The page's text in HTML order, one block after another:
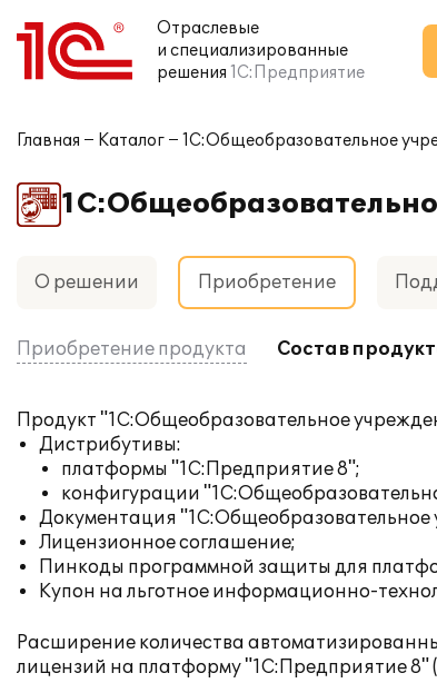
Отраслевые
и специализированные
решения 1С:Предприятие
Главная Каталог 1С:Общеобразовательное
О решении Приобретение
Приобретение продукта Состав
Продукт "1С:Общеобразовательное
Дистрибутивы:
платформы "1С:Предприятие 8";
конфигурации
Документация "1С:Общеобразовательное
Лицензионное соглашение;
Пинкоды программной защиты для
Купон на льготное информационно-
Расширение количества
лицензий на платформу "1С:Предприятие 8"